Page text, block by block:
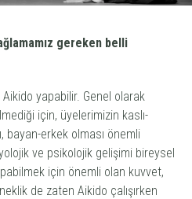
gereken belli
yapabilir. Genel olarak
için, üyelerimizin kaslı-
bayan-erkek olması önemli
ve psikolojik gelişimi bireysel
için önemli olan kuvvet,
de zaten Aikido çalışırken